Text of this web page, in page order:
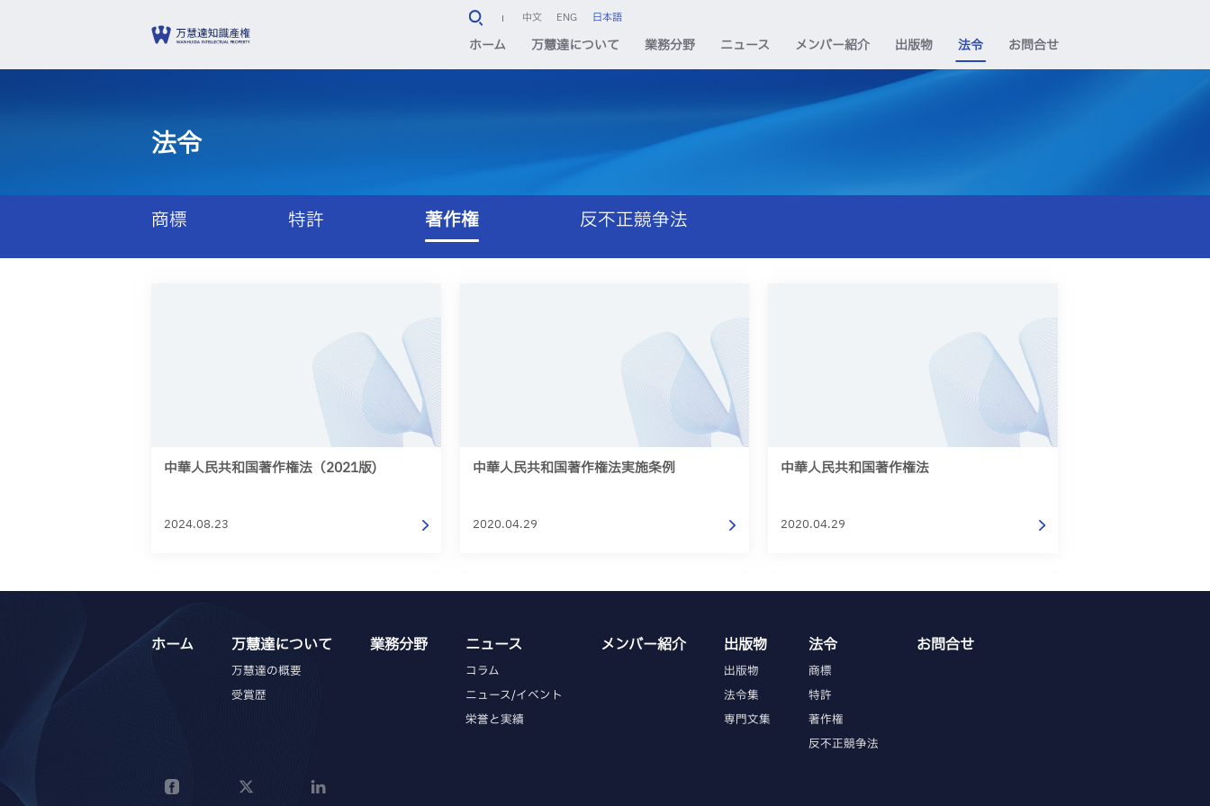
中文 ENG 日本語
ホーム 万慧達について 業務分野 ニュース メンバー紹介 出版物 法令 お問合せ
法令
商標 特許 著作権 反不正競争法
中華人民共和国著作権法（2021版)
2024.08.23
中華人民共和国著作権法実施条例
2020.04.29
中華人民共和国著作権法
2020.04.29
ホーム 万慧達について
万慧達の概要
受賞歴
業務分野 ニュース
コラム
ニュース/イベント
栄誉と実績
メンバー紹介 出版物
出版物
法令集
専門文集
法令
商標
特許
著作権
反不正競争法
お問合せ